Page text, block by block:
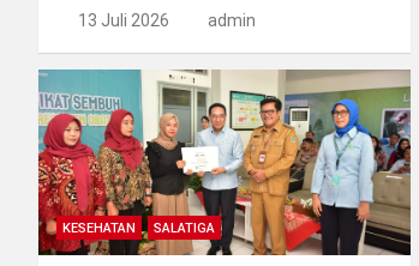
13 Juli 2026 admin
KESEHATAN SALATIGA